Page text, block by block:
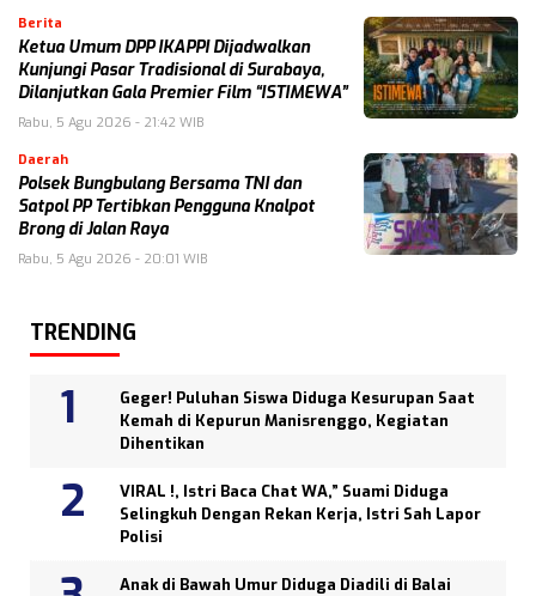
Berita
Ketua Umum DPP IKAPPI Dijadwalkan
Kunjungi Pasar Tradisional di Surabaya,
Dilanjutkan Gala Premier Film “ISTIMEWA”
Rabu, 5 Agu 2026 - 21:42 WIB
Daerah
Polsek Bungbulang Bersama TNI dan
Satpol PP Tertibkan Pengguna Knalpot
Brong di Jalan Raya
Rabu, 5 Agu 2026 - 20:01 WIB
TRENDING
Geger! Puluhan Siswa Diduga Kesurupan Saat
Kemah di Kepurun Manisrenggo, Kegiatan
Dihentikan
VIRAL !, Istri Baca Chat WA,” Suami Diduga
Selingkuh Dengan Rekan Kerja, Istri Sah Lapor
Polisi
Anak di Bawah Umur Diduga Diadili di Balai